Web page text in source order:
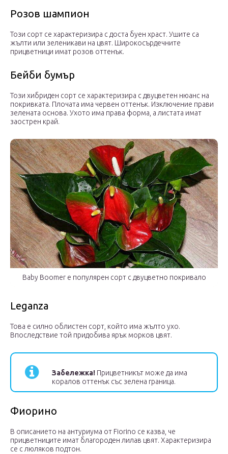
Розов шампион
Този сорт се характеризира с доста буен храст. Ушите са
жълти или зеленикави на цвят. Широкосърдечните
прицветници имат розов оттенък.
Бейби бумър
Този хибриден сорт се характеризира с двуцветен нюанс на
покривката. Плочата има червен оттенък. Изключение прави
зелената основа. Ухото има права форма, а листата имат
заострен край.
Baby Boomer е популярен сорт с двуцветно покривало
Leganza
Това е силно облистен сорт, който има жълто ухо.
Впоследствие той придобива ярък морков цвят.
Забележка! Прицветникът може да има
коралов оттенък със зелена граница.
Фиорино
В описанието на антуриума от Fiorino се казва, че
прицветниците имат благороден лилав цвят. Характеризира
се с люляков подтон.